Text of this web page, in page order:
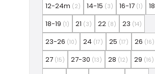
12-24m (2) 14-15 (3) 16-17 (1) 18
18-19 (1) 21 (3) 22 (8) 23 (14)
23-26 (10) 24 (17) 25 (17) 26 (16)
27 (15) 27-30 (13) 28 (12) 29 (16)